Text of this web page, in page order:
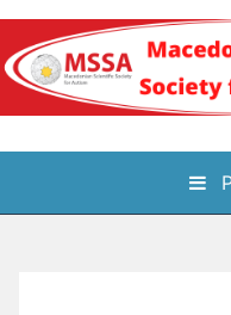
Skip
content